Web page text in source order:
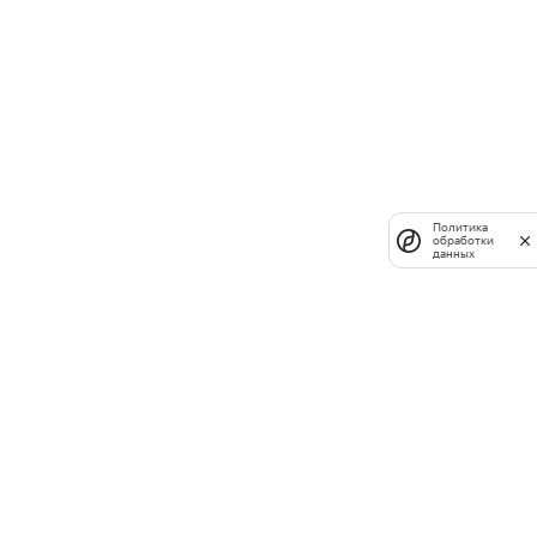
Политика
обработки
данных